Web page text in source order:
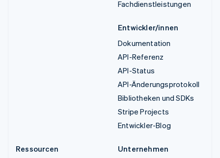
Fachdienstleistungen
Entwickler/innen
Dokumentation
API-Referenz
API-Status
API-Änderungsprotokoll
Bibliotheken und SDKs
Stripe Projects
Entwickler-Blog
Ressourcen
Unternehmen